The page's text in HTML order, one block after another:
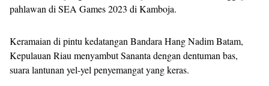
pahlawan di SEA Games 2023 di Kamboja.
Keramaian di pintu kedatangan Bandara Hang Nadim Batam,
Kepulauan Riau menyambut Sananta dengan dentuman bas,
suara lantunan yel-yel penyemangat yang keras.